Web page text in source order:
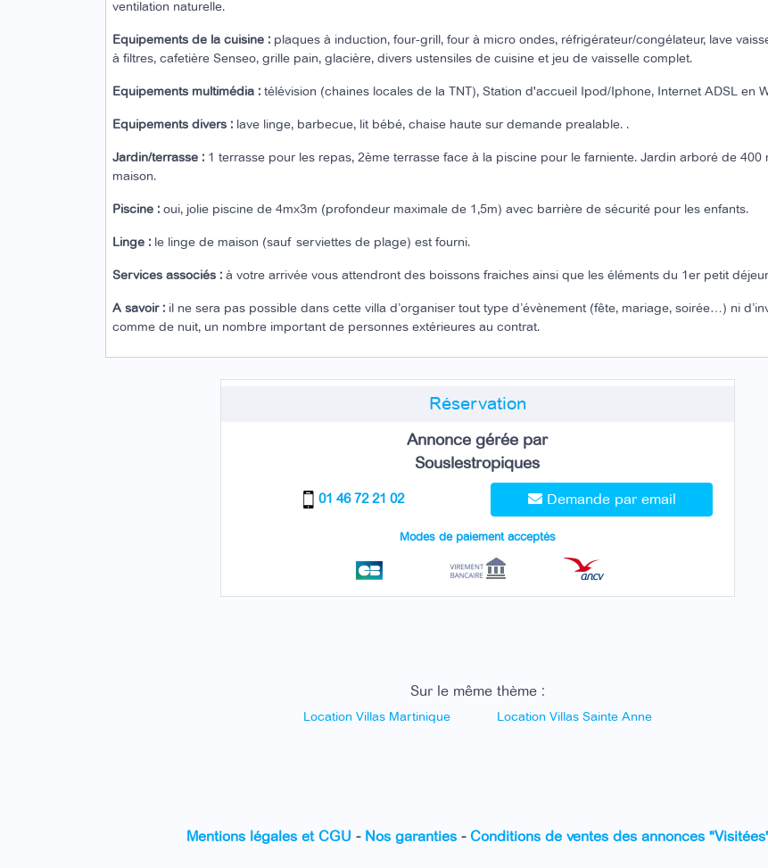
ventilation naturelle.
Equipements de la cuisine : plaques à induction, four-grill, four à micro ondes, réfrigérateur/congélateur, lave
à filtres, cafetière Senseo, grille pain, glacière, divers ustensiles de cuisine et jeu de vaisselle complet.
Equipements multimédia : télévision (chaines locales de la TNT), Station d'accueil Ipod/Iphone, Internet ADSL en
Equipements divers : lave linge, barbecue, lit bébé, chaise haute sur demande prealable. .
Jardin/terrasse : 1 terrasse pour les repas, 2ème terrasse face à la piscine pour le farniente. Jardin arboré de 400
maison.
Piscine : oui, jolie piscine de 4mx3m (profondeur maximale de 1,5m) avec barrière de sécurité pour les enfants.
Linge : le linge de maison (sauf serviettes de plage) est fourni.
Services associés : à votre arrivée vous attendront des boissons fraiches ainsi que les éléments du 1er petit
A savoir : il ne sera pas possible dans cette villa d’organiser tout type d’évènement (fête, mariage, soirée…) ni
comme de nuit, un nombre important de personnes extérieures au contrat.
Réservation
Annonce gérée par
Souslestropiques
01 46 72 21 02 Demande par email
Modes de paiement acceptés
Sur le même thème :
Location Villas Martinique Location Villas Sainte Anne
Mentions légales et CGU - Nos garanties - Conditions de ventes des annonces